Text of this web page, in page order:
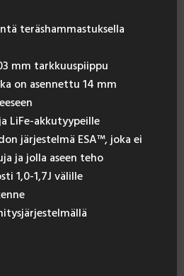
teräshammastuksella
mm tarkkuuspiippu
on asennettu 14 mm
LiFe-akkutyypeille
järjestelmä ESA™, joka ei
ja jolla aseen teho
1,0-1,7J välille